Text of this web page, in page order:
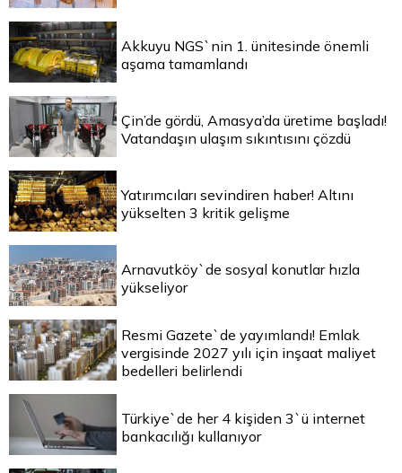
Akkuyu NGS`nin 1. ünitesinde önemli
aşama tamamlandı
Çin’de gördü, Amasya’da üretime başladı!
Vatandaşın ulaşım sıkıntısını çözdü
Yatırımcıları sevindiren haber! Altını
yükselten 3 kritik gelişme
Arnavutköy`de sosyal konutlar hızla
yükseliyor
Resmi Gazete`de yayımlandı! Emlak
vergisinde 2027 yılı için inşaat maliyet
bedelleri belirlendi
Türkiye`de her 4 kişiden 3`ü internet
bankacılığı kullanıyor